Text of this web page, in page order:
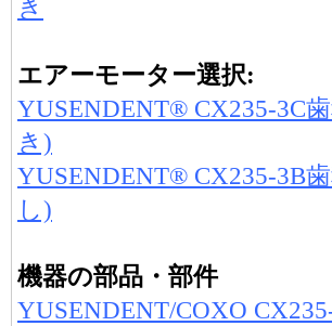
き
エアーモーター選択:
YUSENDENT® CX235-3C
き)
YUSENDENT® CX235-3B
し)
機器の部品・部件
YUSENDENT/COXO